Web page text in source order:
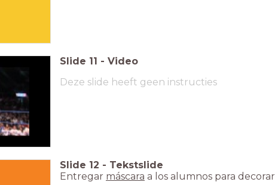
Slide 11 - Video
Deze slide heeft geen instructies
Slide 12 - Tekstslide
Entregar máscara a los alumnos para decorar